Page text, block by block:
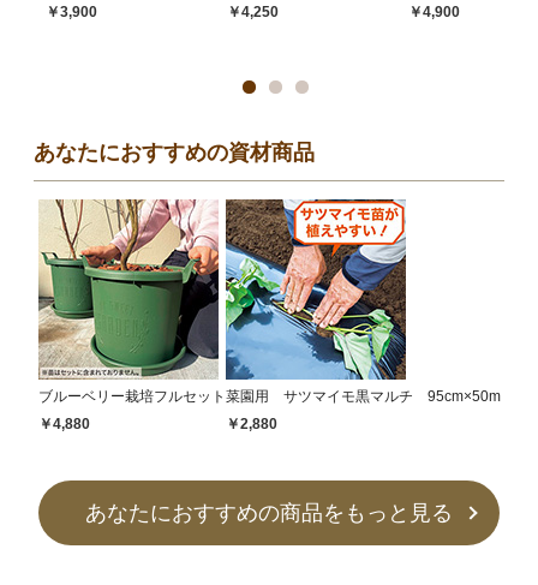
￥3,900
￥4,250
￥4,900
あなたにおすすめの資材商品
ブルーベリー栽培フルセット
￥4,880
菜園用 サツマイモ黒マルチ 95cm×50m
￥2,880
あなたにおすすめの商品をもっと見る